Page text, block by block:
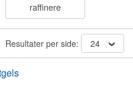
raffinere
Resultater per side: 24